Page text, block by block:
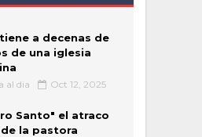
a decenas de
de una iglesia
al dia Oct 12, 2025
Santo" el atraco
la pastora